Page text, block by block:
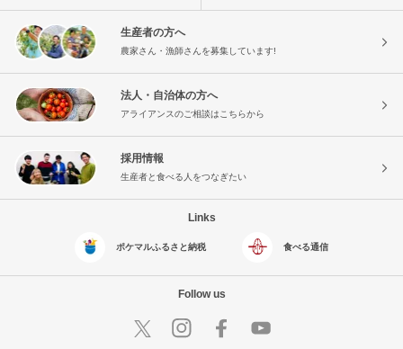
生産者の方へ
農家さん・漁師さんを募集しています!
法人・自治体の方へ
アライアンスのご相談はこちらから
採用情報
生産者と食べる人をつなぎたい
Links
ポケマルふるさと納税 食べる通信
Follow us